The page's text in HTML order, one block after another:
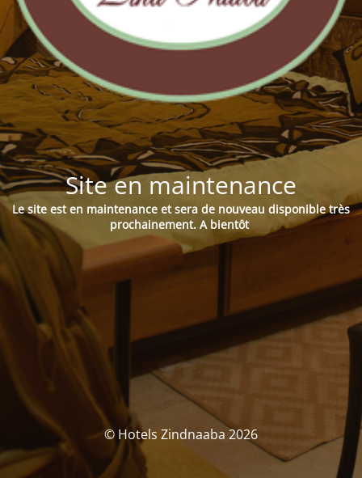
Site en maintenance
Le site est en maintenance et sera de nouveau disponible très
prochainement. A bientôt
© Hotels Zindnaaba 2026